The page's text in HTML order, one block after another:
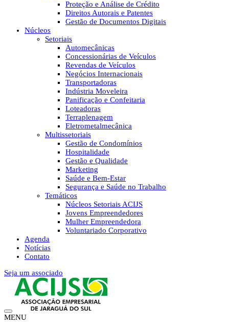
Proteção e Análise de Crédito
Direitos Autorais e Patentes
Gestão de Documentos Digitais
Núcleos
Setoriais
Automecânicas
Concessionárias de Veículos
Revendas de Veículos
Negócios Internacionais
Transportadoras
Indústria Moveleira
Panificação e Confeitaria
Loteadoras
Terraplenagem
Eletrometalmecânica
Multissetoriais
Gestão de Condomínios
Hospitalidade
Gestão e Qualidade
Marketing
Saúde e Bem-Estar
Segurança e Saúde no Trabalho
Temáticos
Núcleos Setoriais ACIJS
Jovens Empreendedores
Mulher Empreendedora
Voluntariado Corporativo
Agenda
Notícias
Contato
Seja um associado
MENU